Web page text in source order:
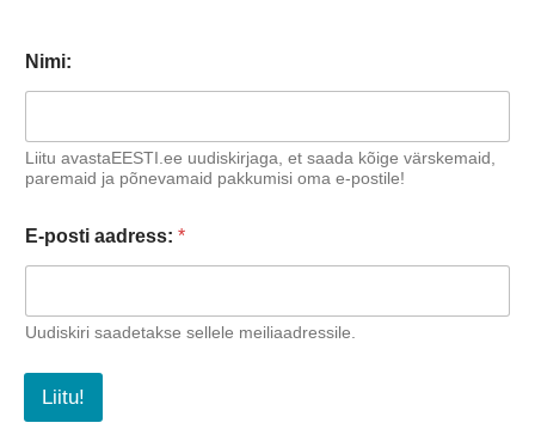
Nimi:
Liitu avastaEESTI.ee uudiskirjaga, et saada kõige värskemaid,
paremaid ja põnevamaid pakkumisi oma e-postile!
E-posti aadress: *
Uudiskiri saadetakse sellele meiliaadressile.
Liitu!